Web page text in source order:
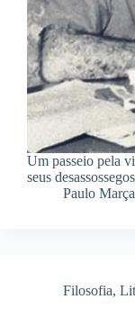
Um passeio pela
seus
Paulo
Filosofia,